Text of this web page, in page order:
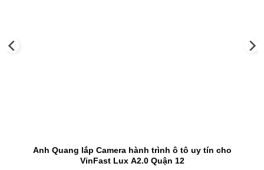
Anh Quang lắp Camera hành trình ô tô uy tín cho
VinFast Lux A2.0 Quận 12